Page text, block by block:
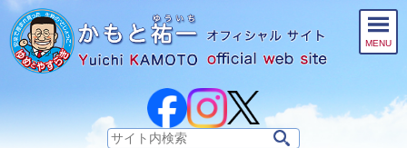
このページの本文へ
サ
MENU